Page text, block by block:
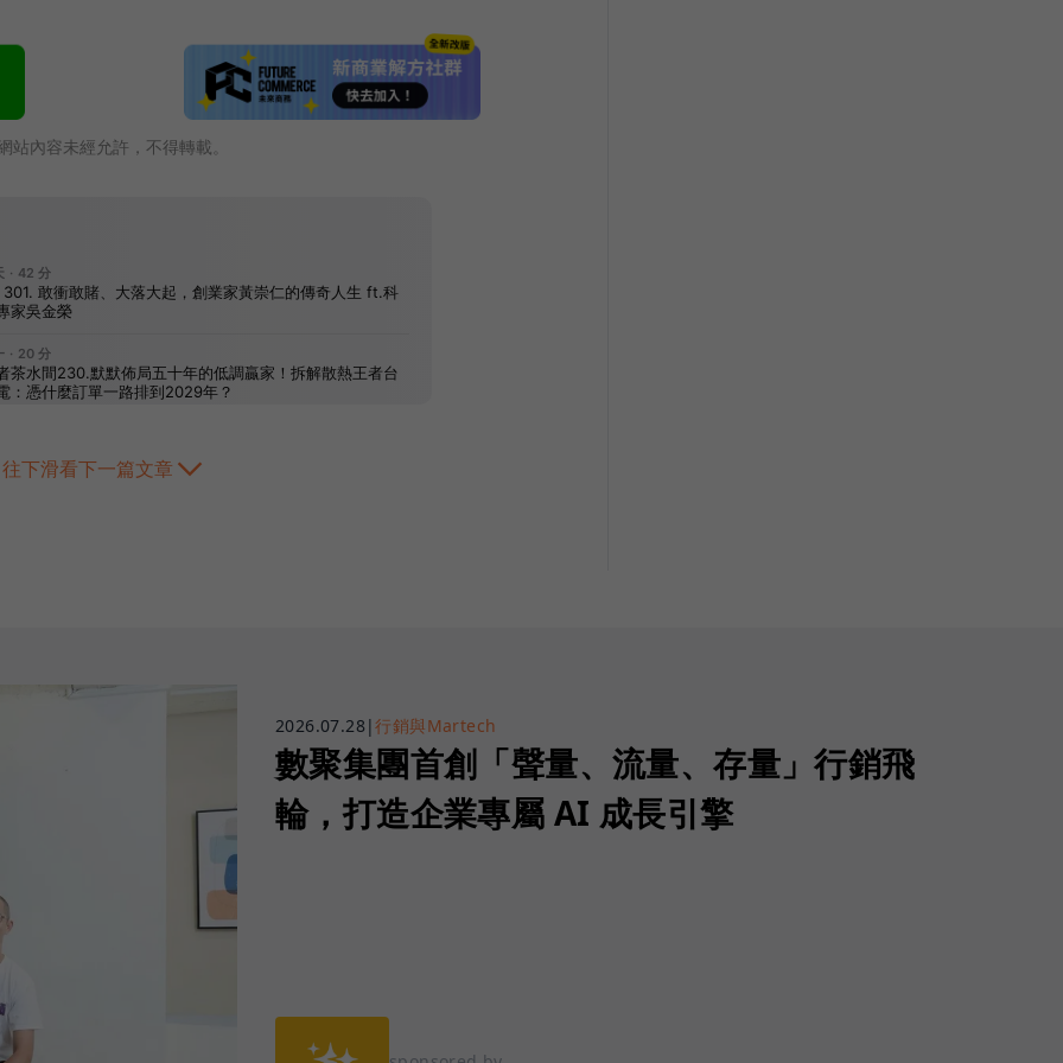
站內容未經允許，不得轉載。
往下滑看下一篇文章
2026.07.28 |行銷與Martech
數聚集團首創「聲量、流量、存量」行銷飛
輪，打造企業專屬 AI 成長引擎